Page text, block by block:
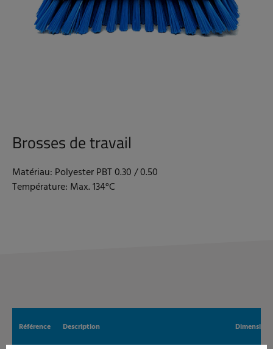
Brosses de travail
Matériau: Polyester PBT 0.30 / 0.50
Température: Max. 134°C
Référence Description Dimensions